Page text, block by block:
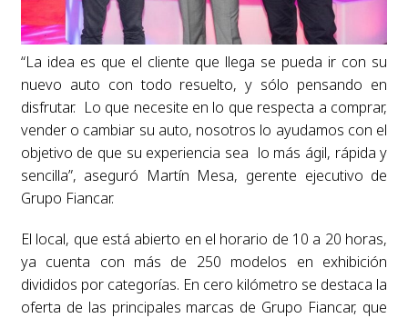
“La idea es que el cliente que llega se pueda ir con su
nuevo auto con todo resuelto, y sólo pensando en
disfrutar. Lo que necesite en lo que respecta a comprar,
vender o cambiar su auto, nosotros lo ayudamos con el
objetivo de que su experiencia sea lo más ágil, rápida y
sencilla”, aseguró Martín Mesa, gerente ejecutivo de
Grupo Fiancar.
El local, que está abierto en el horario de 10 a 20 horas,
ya cuenta con más de 250 modelos en exhibición
divididos por categorías. En cero kilómetro se destaca la
oferta de las principales marcas de Grupo Fiancar, que